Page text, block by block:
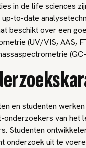
in de life sciences
to-date
beschikt over een
(UV/VIS, AAS,
en studenten
onderzoekers van het
Studenten
onderzoek uit te